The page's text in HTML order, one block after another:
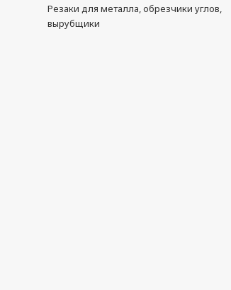
Резаки для металла, обрезчики углов,
вырубщики